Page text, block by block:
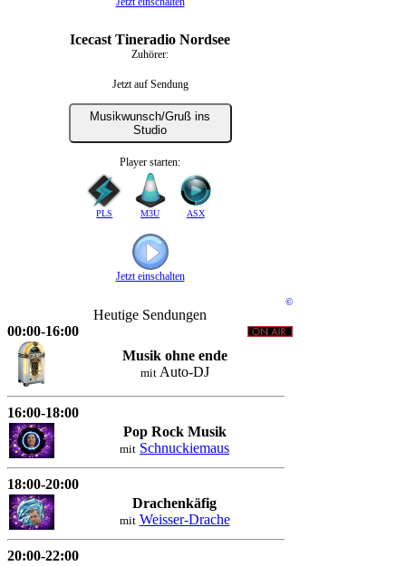
Icecast Tineradio Nordsee
Zuhörer:
Jetzt auf Sendung
Musikwunsch/Gruß ins
Studio
Player starten:
PLS M3U ASX
Jetzt einschalten
©
Heutige Sendungen
00:00-16:00
Musik ohne ende
mitAuto-DJ
16:00-18:00
Pop Rock Musik
mit Schnuckiemaus
18:00-20:00
Drachenkäfig
mit Weisser-Drache
20:00-22:00